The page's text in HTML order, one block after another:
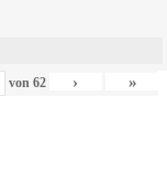
von 62 › »